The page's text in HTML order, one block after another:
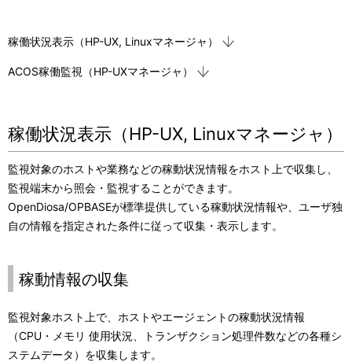
ま
す
ン
稼働状況表示（HP-UX, Linuxマネージャ）
ACOS稼働監視（HP-UXマネージャ）
稼働状況表示（HP-UX, Linuxマネージャ）
監視対象のホストや業務などの稼動状況情報をホスト上で収集し、
監視端末から照会・監視することができます。
OpenDiosa/OPBASEが標準提供している稼動状況情報や、ユーザ独
自の情報を指定された条件に従って収集・表示します。
稼動情報の収集
監視対象ホスト上で、ホストやエージェントの稼動状況情報
（CPU・メモリ 使用状況、トランザクション処理件数などの各種シ
ステムデータ）を収集します。